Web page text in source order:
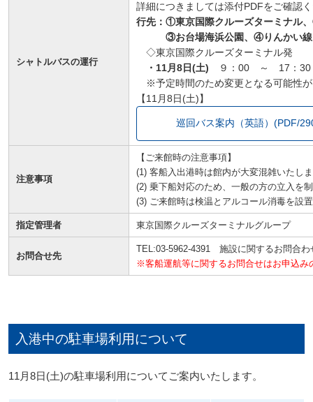
シャトルバスの運行
詳細につきましては添付PDFをご確認
行先：①東京国際クルーズターミナル
③お台場海浜公園、④りんかい線
◇東京国際クルーズターミナル発
・11月8日(土) ９：00 ～ 17：30
※予定時間のため変更となる可能性が
【11月8日(土)】
巡回バス案内（英語）(PDF/
注意事項
【ご来館時の注意事項】
(1) 客船入出港時は館内が大変混雑いたし
(2) 乗下船対応のため、一般の方の立入を
(3) ご来館時は検温とアルコール消毒を設
指定管理者 東京国際クルーズターミナルグループ
お問合せ先
TEL:03-5962-4391 施設に関するお問合わ
※客船運航等に関するお問合せはお申込み
入港中の駐車場利用について
11月8日(土)の駐車場利用についてご案内いたします。